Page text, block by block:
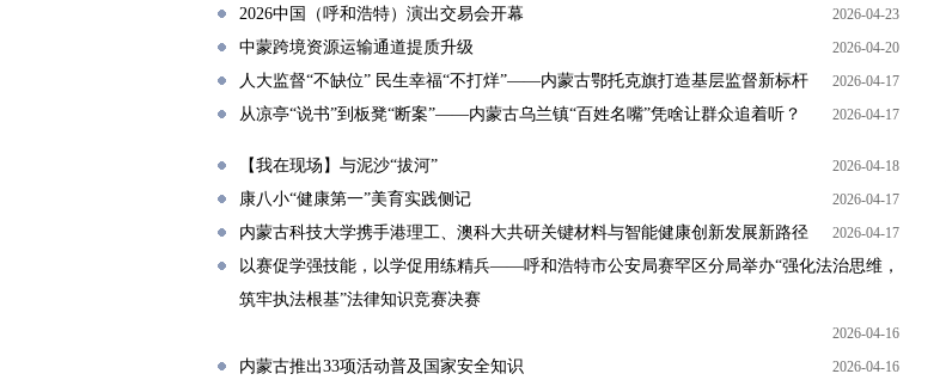
2026中国（呼和浩特）演出交易会开幕 2026-04-23
中蒙跨境资源运输通道提质升级 2026-04-20
人大监督“不缺位” 民生幸福“不打烊”——内蒙古鄂托克旗打造基层监督新标杆 2026-04-17
从凉亭“说书”到板凳“断案”——内蒙古乌兰镇“百姓名嘴”凭啥让群众追着听？ 2026-04-17
【我在现场】与泥沙“拔河” 2026-04-18
康八小“健康第一”美育实践侧记 2026-04-17
内蒙古科技大学携手港理工、澳科大共研关键材料与智能健康创新发展新路径 2026-04-17
以赛促学强技能，以学促用练精兵——呼和浩特市公安局赛罕区分局举办“强化法治思维，
筑牢执法根基”法律知识竞赛决赛
2026-04-16
内蒙古推出33项活动普及国家安全知识 2026-04-16